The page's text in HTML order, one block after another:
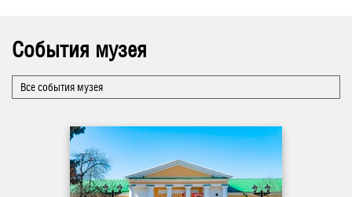
События музея
Все события музея